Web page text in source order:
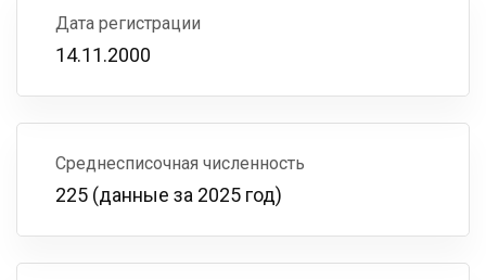
Дата регистрации
14.11.2000
Среднесписочная численность
225 (данные за 2025 год)